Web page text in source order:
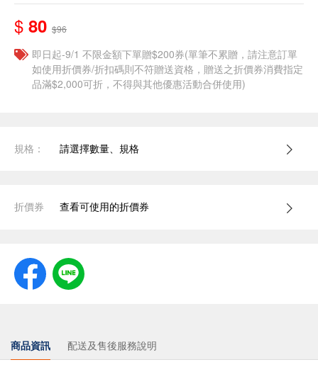
$ 80 $96
即日起-9/1 不限金額下單贈$200券(單筆不累贈，請注意訂單
如使用折價券/折扣碼則不符贈送資格，贈送之折價券消費指定
品滿$2,000可折，不得與其他優惠活動合併使用)
規格： 請選擇數量、規格
折價券 查看可使用的折價券
商品資訊 配送及售後服務說明